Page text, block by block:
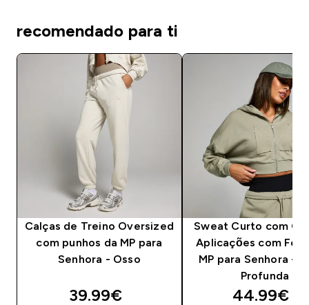
recomendado para ti
Calças de Treino Oversized
com punhos da MP para
Senhora - Osso
discounted price
39.99€‎
Sweat Curto com
Aplicações com
MP para Senhora -
Profunda
44.99€‎